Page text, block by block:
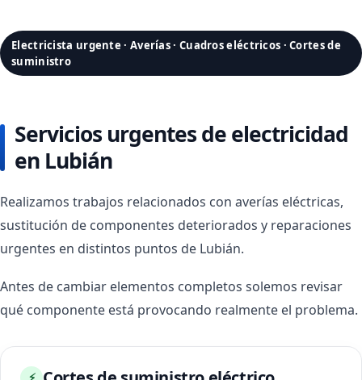
Electricista urgente · Averías · Cuadros eléctricos · Cortes de
suministro
Servicios urgentes de electricidad
en Lubián
Realizamos trabajos relacionados con averías eléctricas,
sustitución de componentes deteriorados y reparaciones
urgentes en distintos puntos de Lubián.
Antes de cambiar elementos completos solemos revisar
qué componente está provocando realmente el problema.